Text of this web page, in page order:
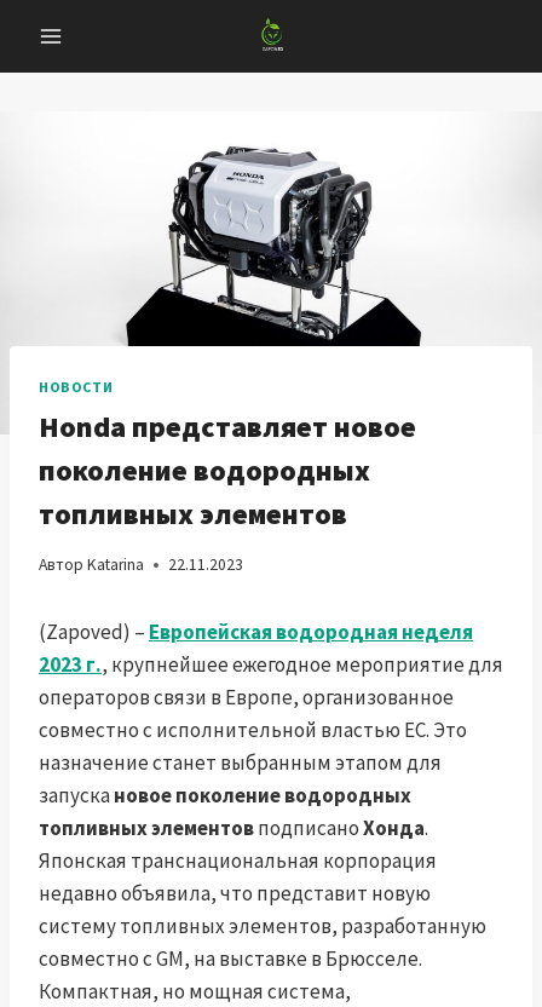
содержанию
НОВОСТИ
Honda представляет новое
поколение водородных
топливных элементов
Автор Katarina 22.11.2023
(Zapoved) – Европейская водородная неделя
2023 г., крупнейшее ежегодное мероприятие для
операторов связи в Европе, организованное
совместно с исполнительной властью ЕС. Это
назначение станет выбранным этапом для
запускановое поколение водородных
топливных элементовподписаноХонда.
Японская транснациональная корпорация
недавно объявила, что представит новую
систему топливных элементов, разработанную
совместно с GM, на выставке в Брюсселе.
Компактная, но мощная система,